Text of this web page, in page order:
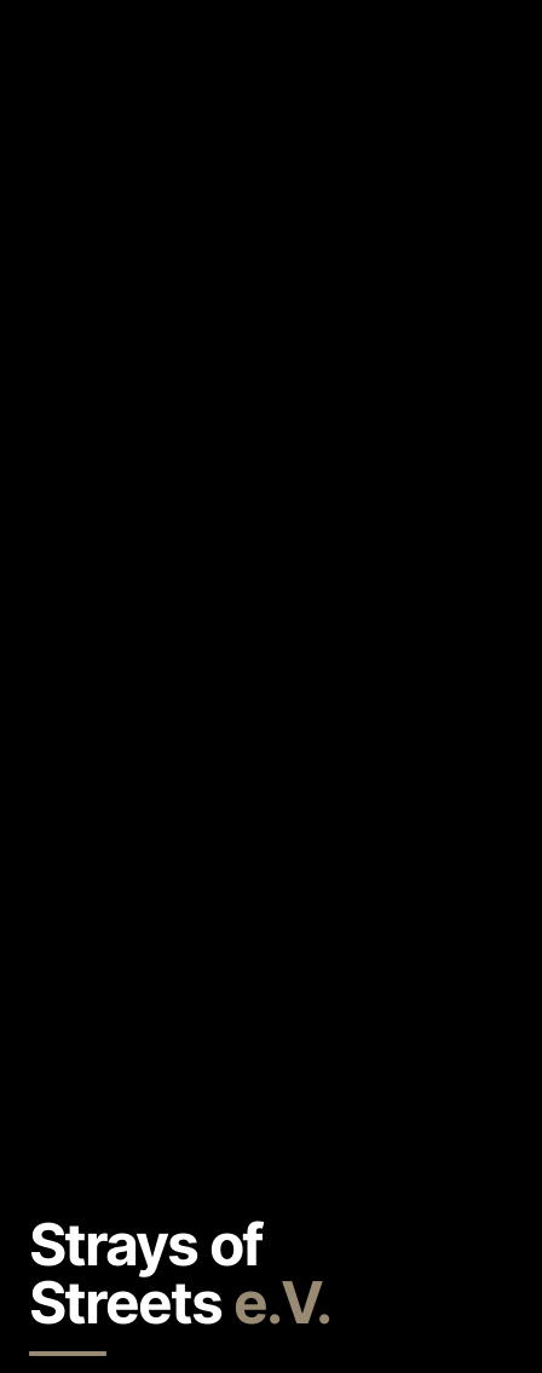
Strays of
Streetse.V.